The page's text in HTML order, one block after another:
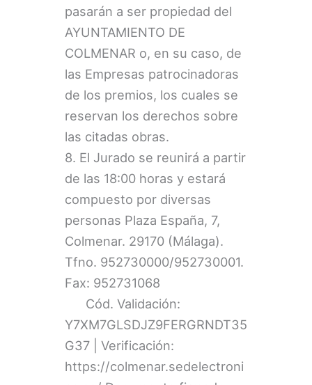
pasarán a ser propiedad del
AYUNTAMIENTO DE
COLMENAR o, en su caso, de
las Empresas patrocinadoras
de los premios, los cuales se
reservan los derechos sobre
las citadas obras.
8. El Jurado se reunirá a partir
de las 18:00 horas y estará
compuesto por diversas
personas Plaza España, 7,
Colmenar. 29170 (Málaga).
Tfno. 952730000/952730001.
Fax: 952731068
Cód. Validación:
Y7XM7GLSDJZ9FERGRNDT35
G37 | Verificación:
https://colmenar.sedelectroni